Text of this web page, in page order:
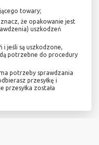
towary;
że opakowanie jest
uszkodzeń
i jeśli są uszkodzone,
potrzebne do procedury
potrzeby sprawdzania
przesyłkę i
przesyłka została